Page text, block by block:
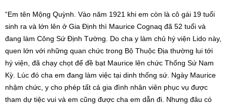
“Em tên Mộng Quỳnh. Vào năm 1921 khi em còn là cô gái 19 tuổi
sinh ra và lớn lên ở Gia Định thì Maurice Cognaq đã 52 tuổi và
đang làm Công Sứ Định Tường. Do cha y làm chủ hý viện Lido này,
quen lớn với những quan chức trong Bộ Thuộc Địa thường lui tới
hý viện, đã chạy chọt để đề bạt Maurice lên chức Thống Sứ Nam
Kỳ. Lúc đó cha em đang làm việc tại dinh thống sứ. Ngày Maurice
nhậm chức, y cho phép tất cả gia đình nhân viên phục vụ được
tham dự tiệc vui và em cũng được cha em dẫn đi. Nhưng đâu có